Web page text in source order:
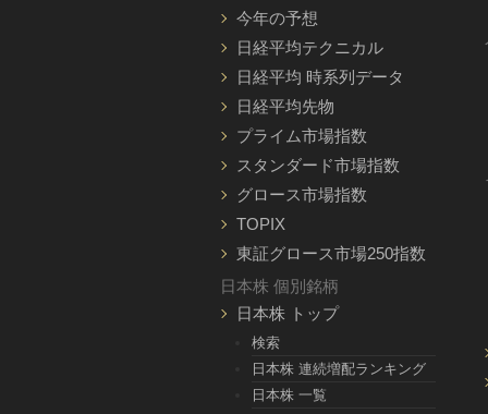
今年の予想
日経平均テクニカル
日経平均 時系列データ
日経平均先物
プライム市場指数
スタンダード市場指数
グロース市場指数
TOPIX
東証グロース市場250指数
日本株 個別銘柄
日本株 トップ
検索
日本株 連続増配ランキング
日本株 一覧